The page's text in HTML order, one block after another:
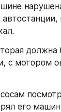
должна
с мотором
его